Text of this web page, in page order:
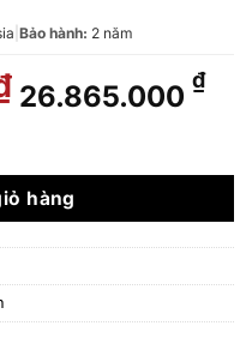
Bảo hành: 2 năm
Giá
gốc
29.850.000 ₫.
26.865.000 ₫Giá
là:
6101 số lượng
hàng